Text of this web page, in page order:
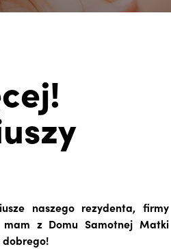
naszego rezydenta, firmy
z Domu Samotnej Matki
dobrego!